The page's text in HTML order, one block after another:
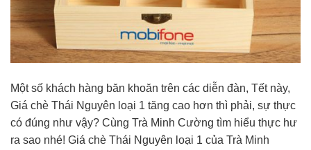
Một số khách hàng băn khoăn trên các diễn đàn, Tết này,
Giá chè Thái Nguyên loại 1 tăng cao hơn thì phải, sự thực
có đúng như vậy? Cùng Trà Minh Cường tìm hiểu thực hư
ra sao nhé! Giá chè Thái Nguyên loại 1 của Trà Minh